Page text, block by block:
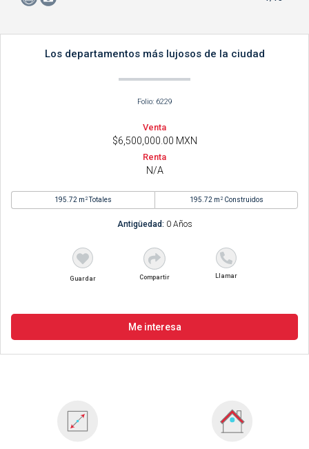
Los departamentos más lujosos de la ciudad
Folio: 6229
Venta
$6,500,000.00 MXN
Renta
N/A
195.72 m 2Totales 195.72 m 2Construidos
Antigüedad: 0 Años
Guardar Compartir Llamar
Me interesa